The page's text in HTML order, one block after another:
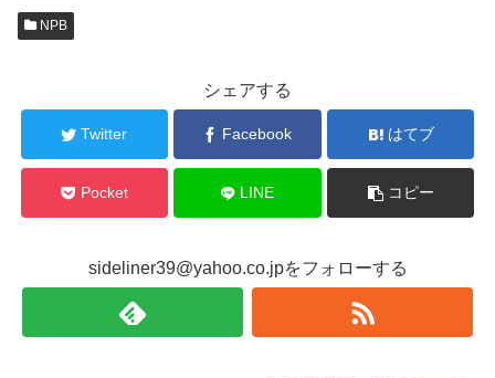
NPB
シェアする
Twitter Facebook はてブ
Pocket LINE コピー
sideliner39@yahoo.co.jpをフォローする